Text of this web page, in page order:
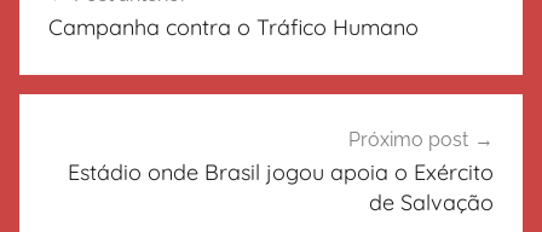
deCampanha contra o Tráfico Humano
Próximo post
Estádio onde Brasil jogou apoia o Exército
de Salvação